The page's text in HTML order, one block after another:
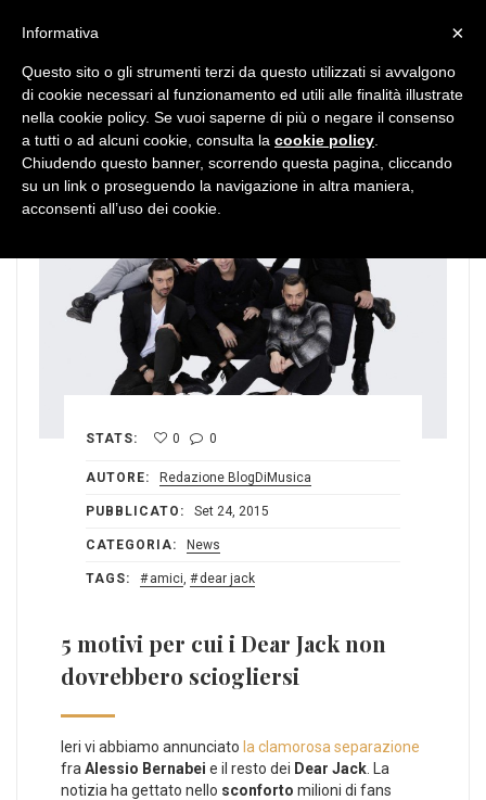
STATS: 0 0
AUTORE: Redazione BlogDiMusica
PUBBLICATO: Set 24, 2015
CATEGORIA: News
TAGS: amici, dear jack
5 motivi per cui i Dear Jack non
dovrebbero sciogliersi
Ieri vi abbiamo annunciato la clamorosa separazione
fra Alessio Bernabei e il resto dei Dear Jack . La
notizia ha gettato nello sconforto milioni di fans
×
Informativa
Questo sito o gli strumenti terzi da questo utilizzati si avvalgono
di cookie necessari al funzionamento ed utili alle finalità illustrate
nella cookie policy. Se vuoi saperne di più o negare il consenso
a tutti o ad alcuni cookie, consulta la cookie policy
Chiudendo questo banner, scorrendo questa pagina, cliccando
su un link o proseguendo la navigazione in altra maniera,
acconsenti all’uso dei cookie.